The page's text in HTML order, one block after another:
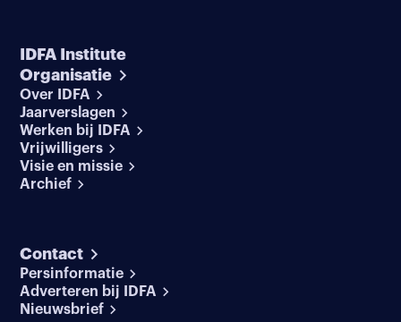
IDFA Institute
Organisatie
Over IDFA
Jaarverslagen
Werken bij IDFA
Vrijwilligers
Visie en missie
Archief
Contact
Persinformatie
Adverteren bij IDFA
Nieuwsbrief